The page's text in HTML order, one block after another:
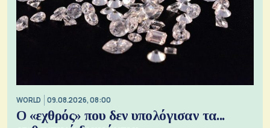
WORLD 09.08.2026, 08:00
Ο «εχθρός» που δεν υπολόγισαν τα...